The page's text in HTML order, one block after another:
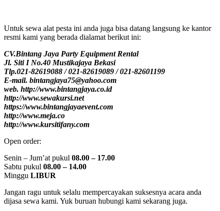
Untuk sewa alat pesta ini anda juga bisa datang langsung ke kantor
resmi kami yang berada dialamat berikut ini:
CV.Bintang Jaya Party Equipment Rental
Jl. Siti I No.40 Mustikajaya Bekasi
Tlp.021-82619088 / 021-82619089 / 021-82601199
E-mail. bintangjaya75@yahoo.com
web. http://www.bintangjaya.co.id
http://www.sewakursi.net
https://www.bintangjayaevent.com
http://www.meja.co
http://www.kursitifany.com
Open order:
Senin – Jum’at pukul 08.00 – 17.00
Sabtu pukul 08.00 – 14.00
Minggu LIBUR
Jangan ragu untuk selalu mempercayakan suksesnya acara anda
dijasa sewa kami. Yuk buruan hubungi kami sekarang juga.